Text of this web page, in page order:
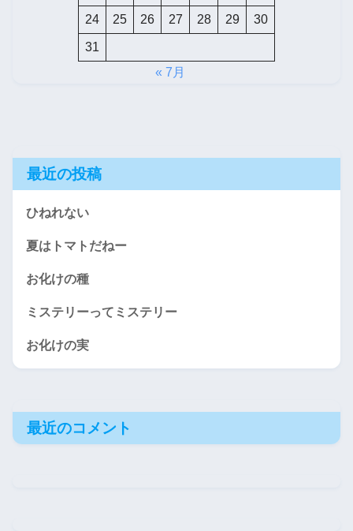
24 25 26 27 28 29 30
31
« 7月
最近の投稿
ひねれない
夏はトマトだねー
お化けの種
ミステリーってミステリー
お化けの実
最近のコメント